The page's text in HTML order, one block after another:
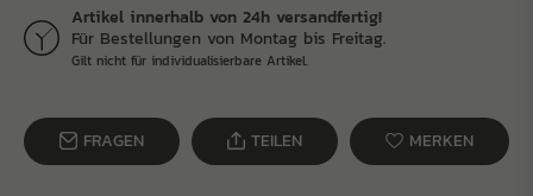
Artikel innerhalb von 24h versandfertig!
Für Bestellungen von Montag bis Freitag.
Gilt nicht für individualisierbare Artikel.
FRAGEN TEILEN MERKEN